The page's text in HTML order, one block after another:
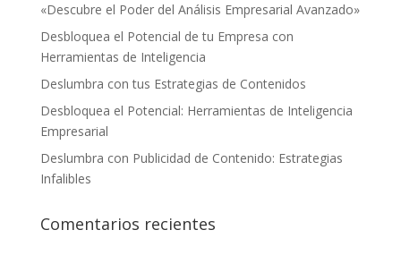
«Descubre el Poder del Análisis Empresarial Avanzado»
Desbloquea el Potencial de tu Empresa con
Herramientas de Inteligencia
Deslumbra con tus Estrategias de Contenidos
Desbloquea el Potencial: Herramientas de Inteligencia
Empresarial
Deslumbra con Publicidad de Contenido: Estrategias
Infalibles
Comentarios recientes